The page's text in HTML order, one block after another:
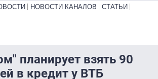
НОВОСТИ КАНАЛОВ
СТАТЬИ
планирует взять 90
в кредит у ВТБ